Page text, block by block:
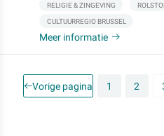
RELIGIE & ZINGEVING
CULTUURREGIO BRUSSEL
Meer informatie
Vorige pagina 1 2